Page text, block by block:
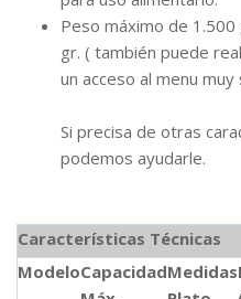
Peso máximo de 1.500
gr. ( también puede
un acceso al menu muy
Si precisa de otras
podemos ayudarle.
Características Técnicas
ModeloCapacidadMedidas